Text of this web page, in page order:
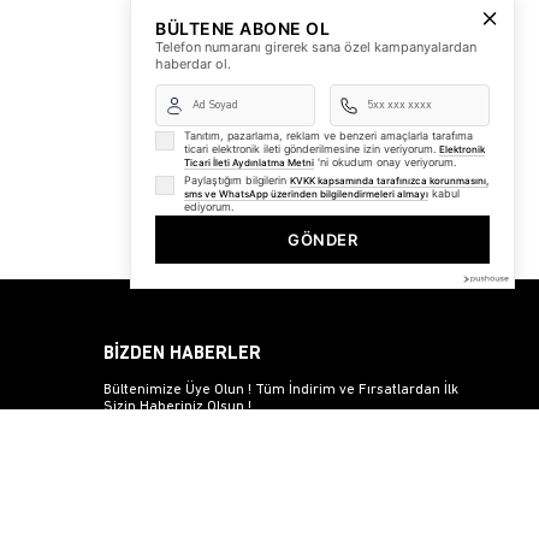
BİZDEN HABERLER
Bültenimize Üye Olun ! Tüm İndirim ve Fırsatlardan İlk
Sizin Haberiniz Olsun !
BÜLTENE ABONE OL
Telefon numaranı girerek sana özel kampanyalardan
haberdar ol.
Tanıtım, pazarlama, reklam ve benzeri amaçlarla tarafıma
ticari elektronik ileti gönderilmesine izin veriyorum. Elektronik
Ticari İleti Aydınlatma Metni 'ni okudum onay veriyorum.
Paylaştığım bilgilerin KVKK kapsamında tarafınızca korunmasını,
sms ve WhatsApp üzerinden bilgilendirmeleri almayı kabul
ediyorum.
GÖNDER